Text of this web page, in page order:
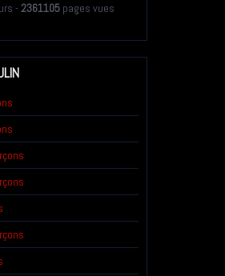
-2361105pages vues